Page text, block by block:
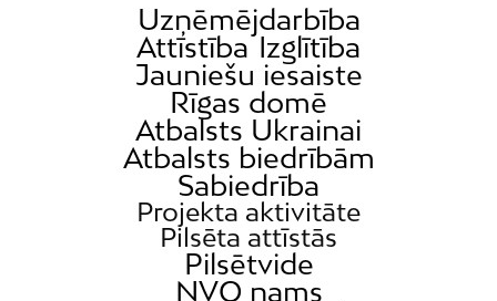
Uzņēmējdarbība
Attīstība Izglītība
Jauniešu iesaiste
Rīgas domē
Atbalsts Ukrainai
Atbalsts biedrībām
Sabiedrība
Projekta aktivitāte
Pilsēta attīstās
Pilsētvide
NVO nams